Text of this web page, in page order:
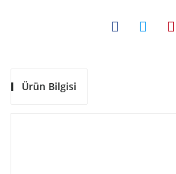
Ürün Bilgisi